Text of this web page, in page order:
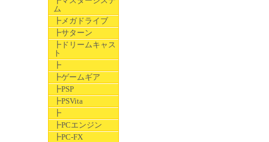
ム
┣メガドライブ
┣サターン
┣ドリームキャス
ト
┣
┣ゲームギア
┣PSP
┣PSVita
┣
┣PCエンジン
┣PC-FX